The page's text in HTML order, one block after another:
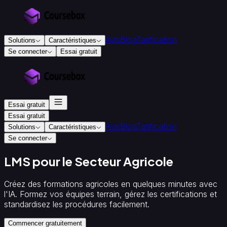
Solutions Caractéristiques AvisBlogTarification
Se connecter Essai gratuit
l'éducation
formation
Organismes
de
formationOrganismes
formation
certifiés Concepteurs
et
universités
Pour
les
Essai gratuit
Essai gratuit
Solutions
Caractéristiques AvisBlogTarification
Se connecter
LMS pour le Secteur Agricole
Créez des formations agricoles en quelques minutes avec
l'IA. Formez vos équipes terrain, gérez les certifications et
standardisez les procédures facilement.
Commencer gratuitement